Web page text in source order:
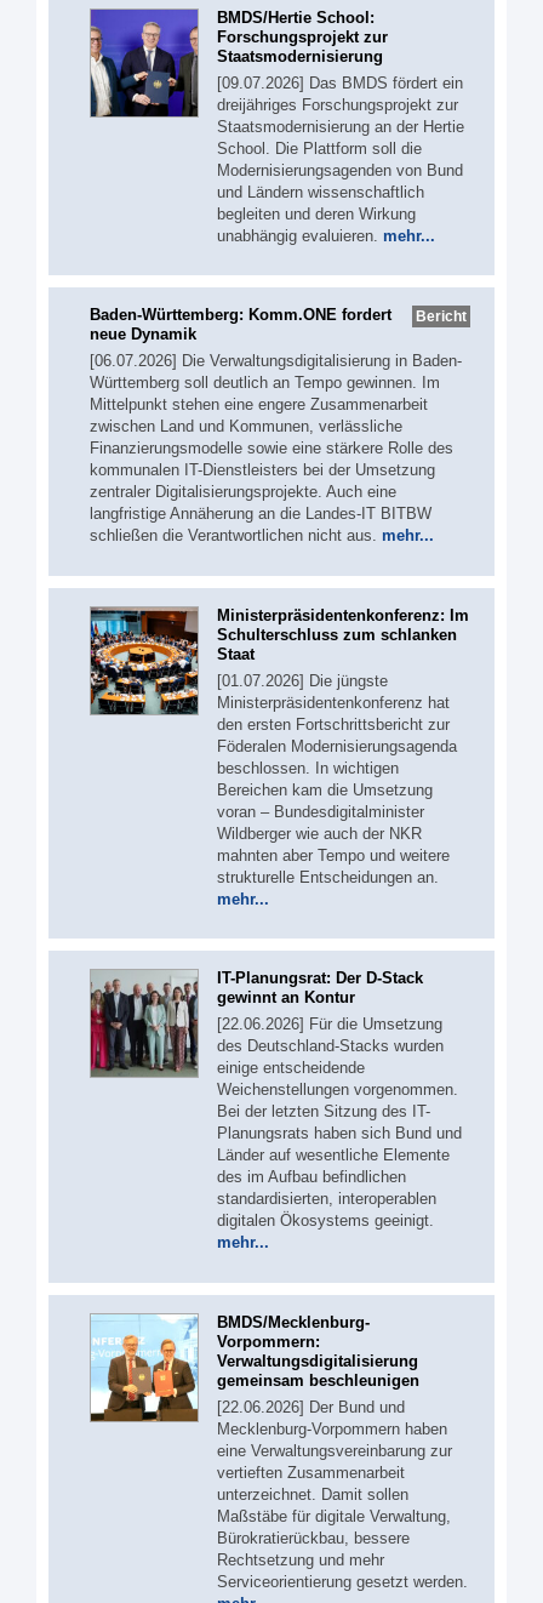
BMDS/Hertie School:
Forschungsprojekt zur
Staatsmodernisierung
[09.07.2026] Das BMDS fördert ein
dreijähriges Forschungsprojekt zur
Staatsmodernisierung an der Hertie
School. Die Plattform soll die
Modernisierungsagenden von Bund
und Ländern wissenschaftlich
begleiten und deren Wirkung
unabhängig evaluieren. mehr...
Bericht
Baden-Württemberg: Komm.ONE fordert
neue Dynamik
[06.07.2026] Die Verwaltungsdigitalisierung in Baden-
Württemberg soll deutlich an Tempo gewinnen. Im
Mittelpunkt stehen eine engere Zusammenarbeit
zwischen Land und Kommunen, verlässliche
Finanzierungsmodelle sowie eine stärkere Rolle des
kommunalen IT-Dienstleisters bei der Umsetzung
zentraler Digitalisierungsprojekte. Auch eine
langfristige Annäherung an die Landes-IT BITBW
schließen die Verantwortlichen nicht aus. mehr...
Ministerpräsidentenkonferenz: Im
Schulterschluss zum schlanken
Staat
[01.07.2026] Die jüngste
Ministerpräsidentenkonferenz hat
den ersten Fortschrittsbericht zur
Föderalen Modernisierungsagenda
beschlossen. In wichtigen
Bereichen kam die Umsetzung
voran – Bundesdigitalminister
Wildberger wie auch der NKR
mahnten aber Tempo und weitere
strukturelle Entscheidungen an.
mehr...
IT-Planungsrat: Der D-Stack
gewinnt an Kontur
[22.06.2026] Für die Umsetzung
des Deutschland-Stacks wurden
einige entscheidende
Weichenstellungen vorgenommen.
Bei der letzten Sitzung des IT-
Planungsrats haben sich Bund und
Länder auf wesentliche Elemente
des im Aufbau befindlichen
standardisierten, interoperablen
digitalen Ökosystems geeinigt.
mehr...
BMDS/Mecklenburg-
Vorpommern:
Verwaltungsdigitalisierung
gemeinsam beschleunigen
[22.06.2026] Der Bund und
Mecklenburg-Vorpommern haben
eine Verwaltungsvereinbarung zur
vertieften Zusammenarbeit
unterzeichnet. Damit sollen
Maßstäbe für digitale Verwaltung,
Bürokratierückbau, bessere
Rechtsetzung und mehr
Serviceorientierung gesetzt werden.